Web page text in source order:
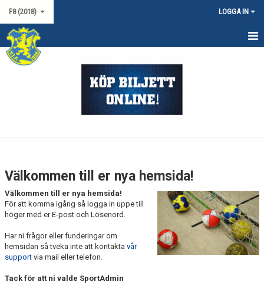
F8 (2018) LOGGA IN
HEM
DOKUMENT
KONTAKT
Välkommen till er nya hemsida!
Välkommen till er nya hemsida!
För att komma igång så logga in uppe till
höger med er E-post och Lösenord.
Har ni frågor eller funderingar om
hemsidan så tveka inte att kontakta vår
support via mail eller telefon.
Tack för att ni valde SportAdmin